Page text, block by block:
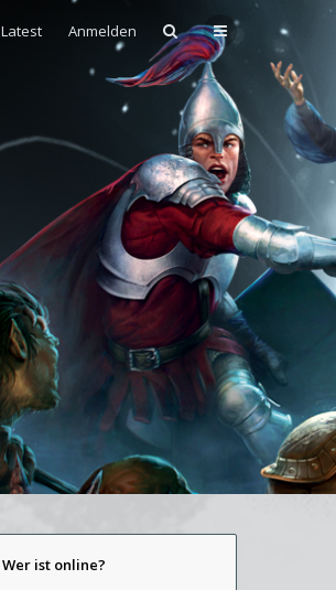
Latest Anmelden
Wer ist online?